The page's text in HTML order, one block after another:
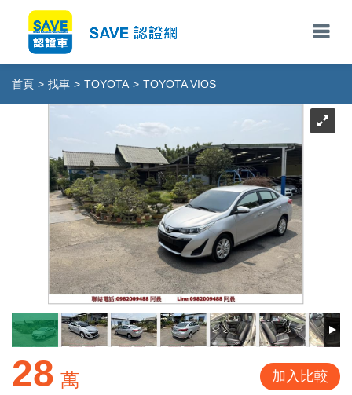
首頁 > 找車 > TOYOTA > TOYOTA VIOS
28 萬 加入比較